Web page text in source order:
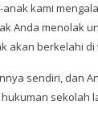
kami
Anda menolak
akan berkelahi
sendiri, dan
sekolah